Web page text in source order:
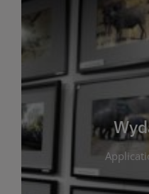
W tej zakładce
wszystkich
bibliotekę.
autorskich,
tematycznych dla
wydarzenie ma
czytelniczej oraz
Dzięki kalendarzowi